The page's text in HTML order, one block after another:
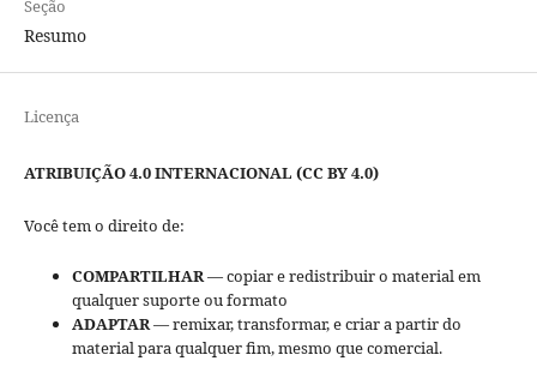
Seção
Resumo
Licença
ATRIBUIÇÃO 4.0 INTERNACIONAL (CC BY 4.0)
Você tem o direito de:
COMPARTILHAR— copiar e redistribuir o material em
qualquer suporte ou formato
ADAPTAR— remixar, transformar, e criar a partir do
material para qualquer fim, mesmo que comercial.